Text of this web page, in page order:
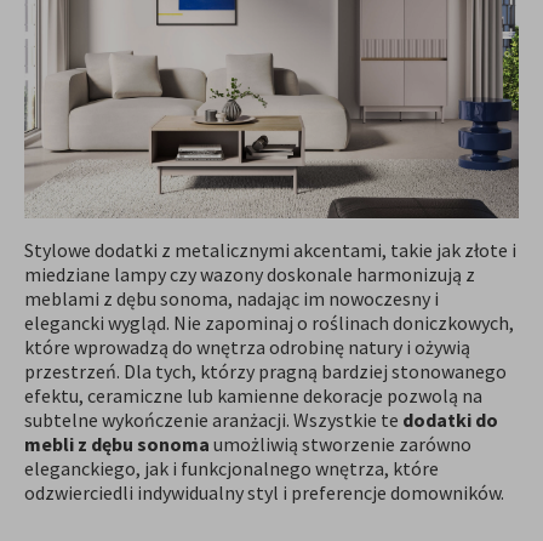
Stylowe dodatki z metalicznymi akcentami, takie jak złote i
miedziane lampy czy wazony doskonale harmonizują z
meblami z dębu sonoma, nadając im nowoczesny i
elegancki wygląd. Nie zapominaj o roślinach doniczkowych,
które wprowadzą do wnętrza odrobinę natury i ożywią
przestrzeń. Dla tych, którzy pragną bardziej stonowanego
efektu, ceramiczne lub kamienne dekoracje pozwolą na
subtelne wykończenie aranżacji. Wszystkie te dodatki do
mebli z dębu sonoma umożliwią stworzenie zarówno
eleganckiego, jak i funkcjonalnego wnętrza, które
odzwierciedli indywidualny styl i preferencje domowników.